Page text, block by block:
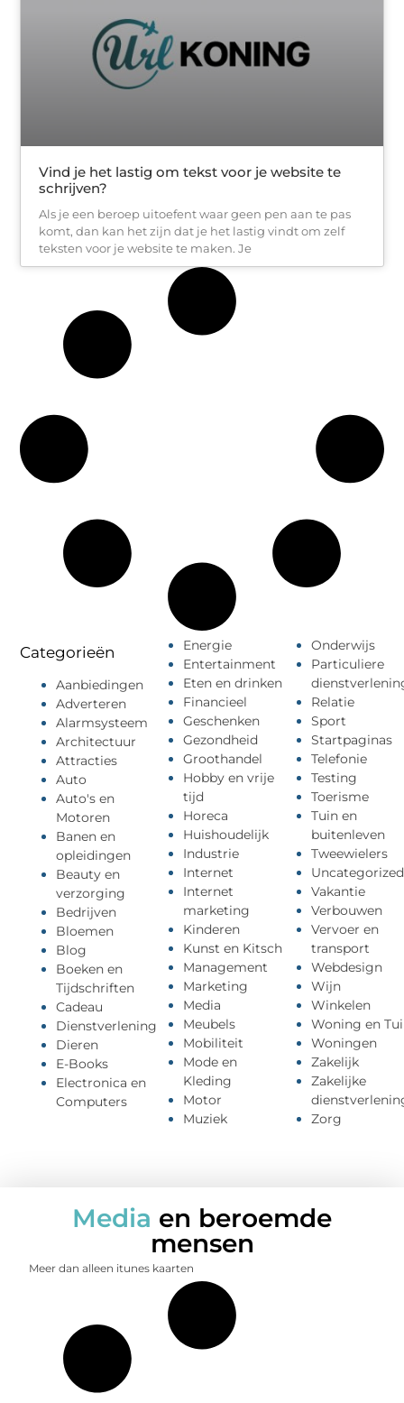
Vind je het lastig om tekst voor je website te
schrijven?
Als je een beroep uitoefent waar geen pen aan te pas
komt, dan kan het zijn dat je het lastig vindt om zelf
teksten voor je website te maken. Je
Categorieën
Aanbiedingen
Adverteren
Alarmsysteem
Architectuur
Attracties
Auto
Auto's en
Motoren
Banen en
opleidingen
Beauty en
verzorging
Bedrijven
Bloemen
Blog
Boeken en
Tijdschriften
Cadeau
Dienstverlening
Dieren
E-Books
Electronica en
Computers
Energie
Entertainment
Eten en drinken
Financieel
Geschenken
Gezondheid
Groothandel
Hobby en vrije
tijd
Horeca
Huishoudelijk
Industrie
Internet
Internet
marketing
Kinderen
Kunst en Kitsch
Management
Marketing
Media
Meubels
Mobiliteit
Mode en
Kleding
Motor
Muziek
Onderwijs
Particuliere
Relatie
Sport
Startpaginas
Telefonie
Testing
Toerisme
Tuin en
buitenleven
Tweewielers
Uncategorized
Vakantie
Verbouwen
Vervoer en
transport
Webdesign
Wijn
Winkelen
Woning en
Woningen
Zakelijk
Zakelijke
Zorg
Media en beroemde
mensen
Meer dan alleen itunes kaarten